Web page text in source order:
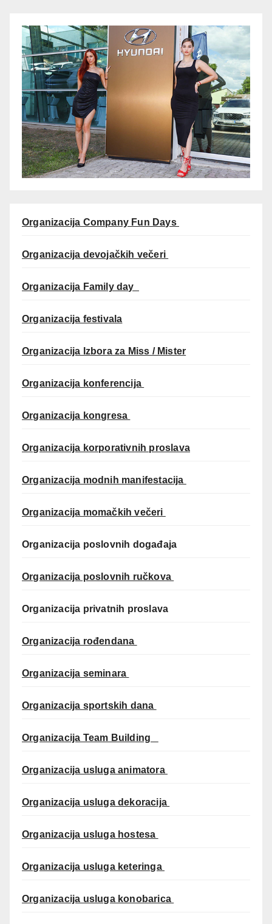
Organizacija Company Fun Days
Organizacija devojačkih večeri
Organizacija Family day
Organizacija festivala
Organizacija Izbora za Miss / Mister
Organizacija konferencija
Organizacija kongresa
Organizacija korporativnih proslava
Organizacija modnih manifestacija
Organizacija momačkih večeri
Organizacija poslovnih događaja
Organizacija poslovnih ručkova
Organizacija privatnih proslava
Organizacija rođendana
Organizacija seminara
Organizacija sportskih dana
Organizacija Team Building
Organizacija usluga animatora
Organizacija usluga dekoracija
Organizacija usluga hostesa
Organizacija usluga keteringa
Organizacija usluga konobarica